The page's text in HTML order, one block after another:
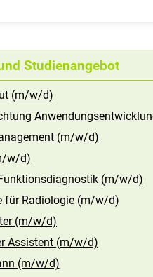
Studienangebot
(m/w/d)
(m/w/d)
w/d)
(m/w/d)
für Radiologie (m/w/d)
(m/w/d)
Assistent (m/w/d)
(m/w/d)